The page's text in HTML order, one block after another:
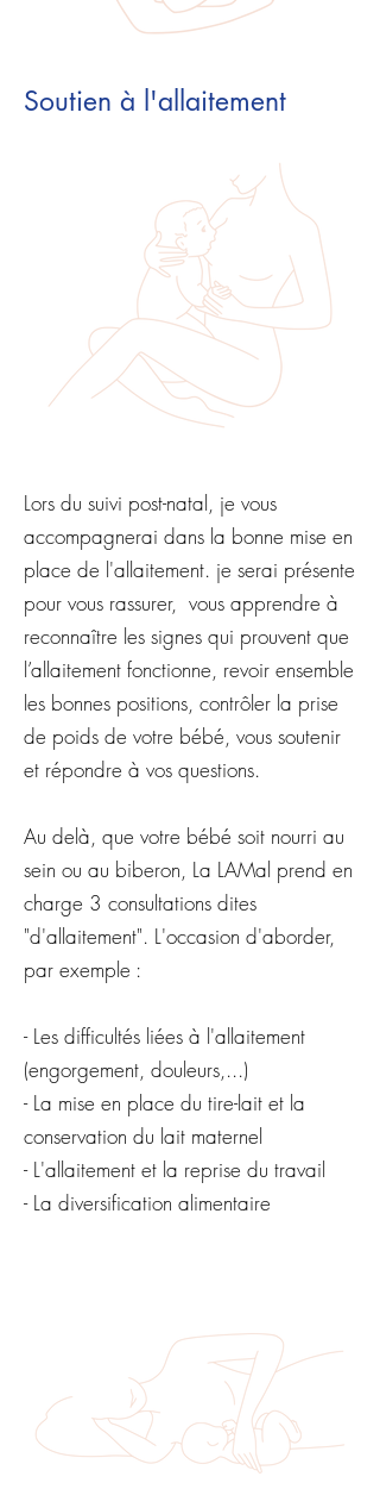
Soutien à l'allaitement
Lors du suivi post-natal, je vous
accompagnerai dans la bonne mise en
place de l'allaitement. je serai présente
pour vous rassurer, vous apprendre à
reconnaître les signes qui prouvent que
l’allaitement fonctionne, revoir ensemble
les bonnes positions, contrôler la prise
de poids de votre bébé, vous soutenir
et répondre à vos questions.
Au delà, que votre bébé soit nourri au
sein ou au biberon, La LAMal prend en
charge 3 consultations dites
"d'allaitement". L'occasion d'aborder,
par exemple :
- Les difficultés liées à l'allaitement
(engorgement, douleurs,...)
- La mise en place du tire-lait et la
conservation du lait maternel
- L'allaitement et la reprise du travail
- La diversification alimentaire